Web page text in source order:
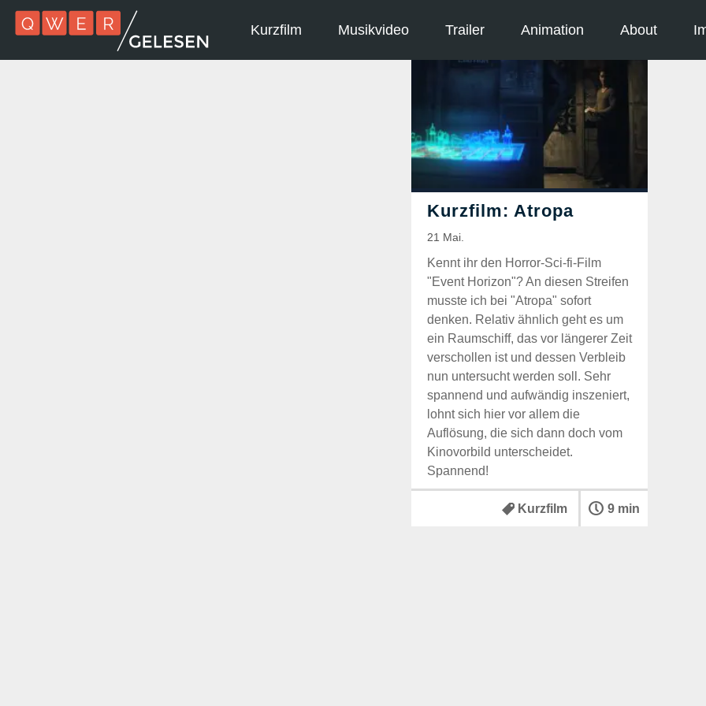
Kurzfilm Musikvideo Trailer Animation About
Kennt ihr den Horror-Sci-fi-Film
"Event Horizon"? An diesen Streifen
musste ich bei "Atropa" sofort
denken. Relativ ähnlich geht es um
ein Raumschiff, das vor längerer Zeit
verschollen ist und dessen Verbleib
nun untersucht werden soll. Sehr
spannend und aufwändig inszeniert,
lohnt sich hier vor allem die
Auflösung, die sich dann doch vom
Kinovorbild unterscheidet.
Spannend!
Kurzfilm 9 min